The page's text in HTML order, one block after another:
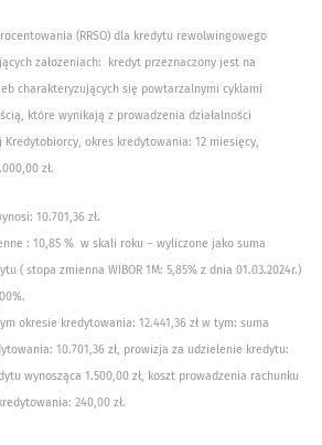
(RRSO) dla kredytu rewolwingowego
założeniach: kredyt przeznaczony jest na
charakteryzujących się powtarzalnymi cyklami
które wynikają z prowadzenia działalności
okres kredytowania: 12 miesięcy,
zł.
10.701,36 zł.
: 10,85 % w skali roku – wyliczone jako suma
( stopa zmienna WIBOR 1M: 5,85% z dnia 01.03.2024r.)
okresie kredytowania: 12.441,36 zł w tym: suma
10.701,36 zł, prowizja za udzielenie kredytu:
wynosząca 1.500,00 zł, koszt prowadzenia rachunku
240,00 zł.